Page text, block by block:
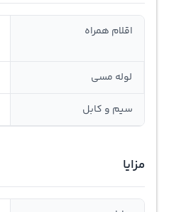
اقلام همراه
لوله مسی
سیم و کابل
مزایا